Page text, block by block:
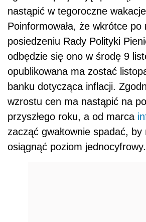
nastąpić w tegoroczne
Poinformowała, że wkrótce po
posiedzeniu Rady Polityki
odbędzie się ono w środę 9
opublikowana ma zostać
banku dotycząca inflacji.
wzrostu cen ma nastąpić na
przyszłego roku, a od marca
zacząć gwałtownie spadać,
osiągnąć poziom jednocyfrowy.